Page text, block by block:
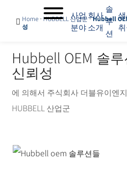
사업
분야
회사
소개
솔
루
션
분
회
사
개
션
생
Home- HUBBELL 산업군-Hubbell
성
Hubbell OEM 솔
신뢰성
에 의해서 주식회사 더블유이엔지
HUBBELL 산업군